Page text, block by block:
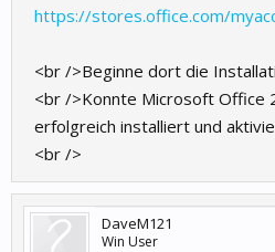
https://stores.office.com/
<br />Beginne dort die
<br />Konnte Microsoft Office
erfolgreich installiert und
<br />
DaveM121
Win User